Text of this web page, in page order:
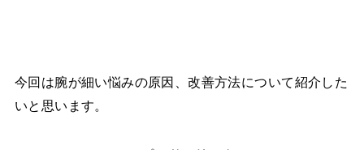
今回は腕が細い悩みの原因、改善方法について紹介した
いと思います。